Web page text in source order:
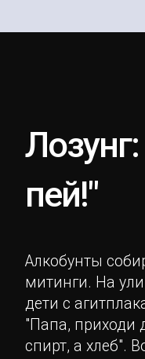
пей!"
Алкобунты
митинги. На
дети с
"Папа, приходи
спирт, а хлеб".